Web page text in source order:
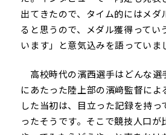
出てきたので、タイム的にはメダ
ると思うので、メダル獲得ってい
います」と意気込みを語っていま
高校時代の濱西選手はどんな選
にあたった陸上部の濱﨑監督によ
した当初は、目立った記録を持っ
ったそうです。そこで競技人口が